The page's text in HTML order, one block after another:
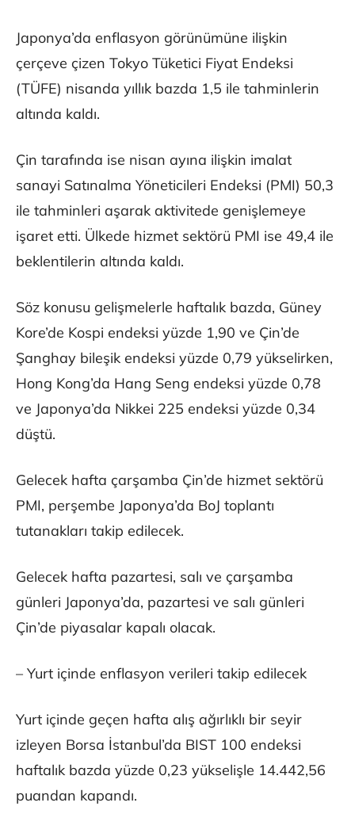
Japonya’da enflasyon görünümüne ilişkin
çerçeve çizen Tokyo Tüketici Fiyat Endeksi
(TÜFE) nisanda yıllık bazda 1,5 ile tahminlerin
altında kaldı.
Çin tarafında ise nisan ayına ilişkin imalat
sanayi Satınalma Yöneticileri Endeksi (PMI) 50,3
ile tahminleri aşarak aktivitede genişlemeye
işaret etti. Ülkede hizmet sektörü PMI ise 49,4 ile
beklentilerin altında kaldı.
Söz konusu gelişmelerle haftalık bazda, Güney
Kore’de Kospi endeksi yüzde 1,90 ve Çin’de
Şanghay bileşik endeksi yüzde 0,79 yükselirken,
Hong Kong’da Hang Seng endeksi yüzde 0,78
ve Japonya’da Nikkei 225 endeksi yüzde 0,34
düştü.
Gelecek hafta çarşamba Çin’de hizmet sektörü
PMI, perşembe Japonya’da BoJ toplantı
tutanakları takip edilecek.
Gelecek hafta pazartesi, salı ve çarşamba
günleri Japonya’da, pazartesi ve salı günleri
Çin’de piyasalar kapalı olacak.
– Yurt içinde enflasyon verileri takip edilecek
Yurt içinde geçen hafta alış ağırlıklı bir seyir
izleyen Borsa İstanbul’da BIST 100 endeksi
haftalık bazda yüzde 0,23 yükselişle 14.442,56
puandan kapandı.